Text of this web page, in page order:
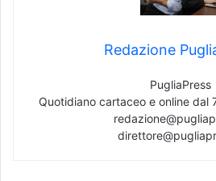
Redazione
PugliaPress
Quotidiano cartaceo e online dal